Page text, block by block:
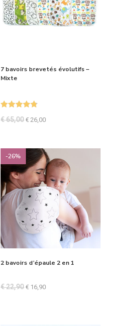
7 bavoirs brevetés évolutifs –
Mixte
€65,00 € 26,00
-26%
2 bavoirs d’épaule 2 en 1
€22,90 € 16,90